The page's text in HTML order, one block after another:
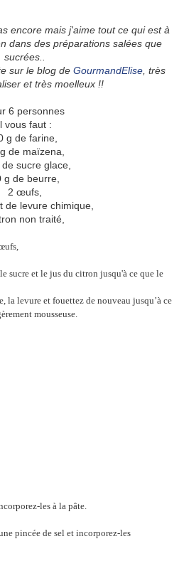
encore mais j'aime tout ce qui est à
dans des préparations salées que
sucrées..
sur le blog de GourmandElise, très
et très moelleux !!
6 personnes
vous faut :
g de farine,
de maïzena,
sucre glace,
g de beurre,
2 œufs,
de levure chimique,
non traité,
sucre et le jus du citron jusqu'à ce que le
la levure et fouettez de nouveau jusqu’à ce
mousseuse.
les à la pâte.
pincée de sel et incorporez-les